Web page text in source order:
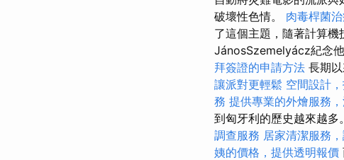
破壞性色情。 肉毒桿菌
了這個主題，隨著計算
JánosSzemelyácz紀念
拜簽證的申請方法 長期
讓派對更輕鬆 空間設計
務 提供專業的外燴服務
到匈牙利的歷史越來越多
調查服務 居家清潔服務
姨的價格，提供透明報價